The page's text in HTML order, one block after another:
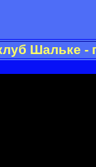
Шальке -